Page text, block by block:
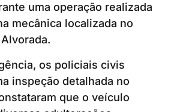
uma operação realizada
mecânica localizada no
os policiais civis
inspeção detalhada no
que o veículo